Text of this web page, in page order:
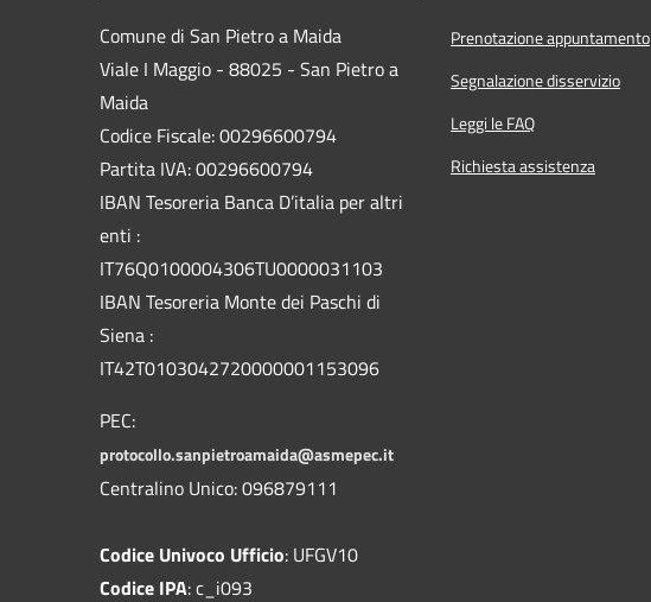
Comune di San Pietro a Maida
Viale I Maggio - 88025 - San Pietro a
Maida
Codice Fiscale: 00296600794
Partita IVA: 00296600794
IBAN Tesoreria Banca D’italia per altri
enti :
IT76Q0100004306TU0000031103
IBAN Tesoreria Monte dei Paschi di
Siena :
IT42T0103042720000001153096
PEC:
protocollo.sanpietroamaida@asmepec.it
Centralino Unico: 096879111
Codice Univoco Ufficio: UFGV10
Codice IPA: c_i093
Prenotazione appuntamento
Segnalazione disservizio
Leggi le FAQ
Richiesta assistenza